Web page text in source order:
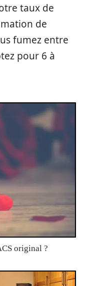
taux de
de
fumez entre
pour 6 à
original ?